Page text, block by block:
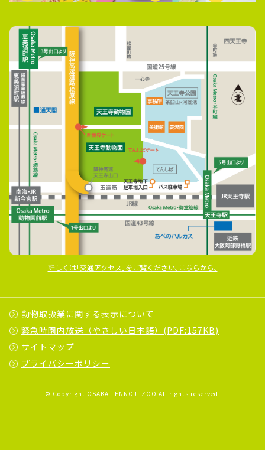
詳しくは｢交通アクセス｣をご覧ください｡こちらから｡
動物取扱業に関する表示について
緊急時園内放送（やさしい日本語）(PDF:157KB)
サイトマップ
プライバシーポリシー
© Copyright OSAKA TENNOJI ZOO All rights reserved.